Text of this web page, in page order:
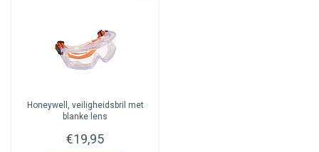
Honeywell, veiligheidsbril met
blanke lens
€19,95